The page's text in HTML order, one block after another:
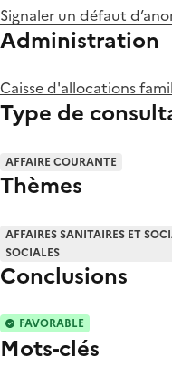
Signaler un défaut
Administration
Caisse d'allocations
Type de
AFFAIRE COURANTE
Thèmes
AFFAIRES SANITAIRES ET
SOCIALES
Conclusions
FAVORABLE
Mots-clés